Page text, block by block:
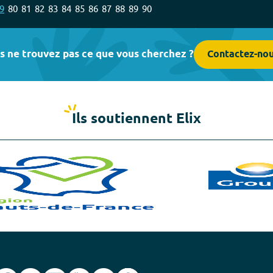
80 81 82 83 84 85 86 87 88 89 90
ne trouvez pas ce que vous cherchez ? Contactez-
Ils soutiennent Elix